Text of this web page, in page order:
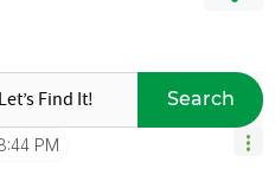
Search
PM